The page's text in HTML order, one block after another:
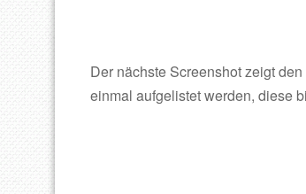
Der nächste Screenshot zeigt
einmal aufgelistet werden, diese